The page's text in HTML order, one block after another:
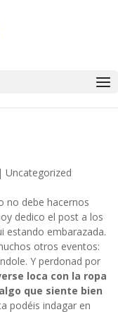
| Uncategorized
no debe hacernos
dedico el post a los
estando embarazada.
otros eventos:
Y perdonad por
loca con la ropa
que siente bien
podéis indagar en